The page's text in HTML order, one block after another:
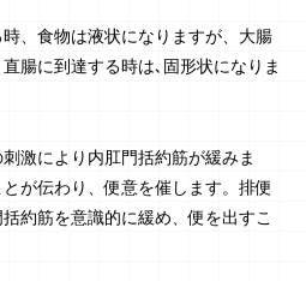
、食物は液状になりますが、大腸
腸に到達する時は､固形状になりま
激により内肛門括約筋が緩みま
が伝わり、便意を催します。排便
約筋を意識的に緩め、便を出すこ